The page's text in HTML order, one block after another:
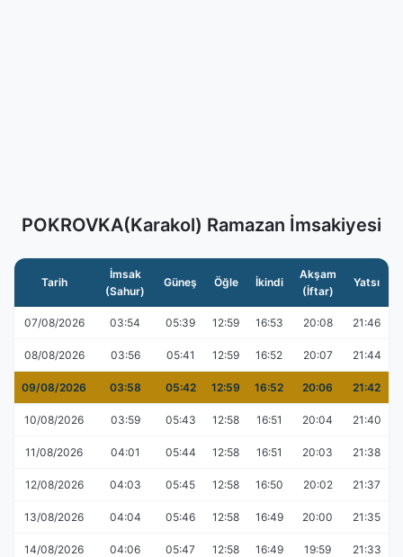
POKROVKA(Karakol) Ramazan İmsakiyesi
Tarih
İmsak
(Sahur)
Güneş Öğle İkindi
Akşam
(İftar)
Yatsı
07/08/2026 03:54 05:39 12:59 16:53 20:08 21:46
08/08/2026 03:56 05:41 12:59 16:52 20:07 21:44
09/08/2026 03:58 05:42 12:59 16:52 20:06 21:42
10/08/2026 03:59 05:43 12:58 16:51 20:04 21:40
11/08/2026 04:01 05:44 12:58 16:51 20:03 21:38
12/08/2026 04:03 05:45 12:58 16:50 20:02 21:37
13/08/2026 04:04 05:46 12:58 16:49 20:00 21:35
14/08/2026 04:06 05:47 12:58 16:49 19:59 21:33